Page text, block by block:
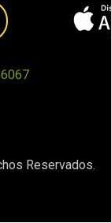
Reservados.